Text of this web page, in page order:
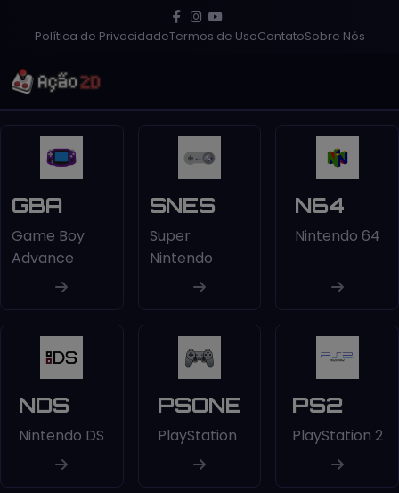
Política de PrivacidadeTermos de UsoContatoSobre Nós
GBA
Game Boy
Advance
SNES
Super
Nintendo
N64
Nintendo 64
NDS
Nintendo DS
PSONE
PlayStation
PS2
PlayStation 2